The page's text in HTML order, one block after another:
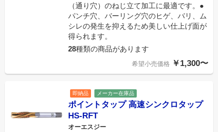
（通り穴）のねじ立て加工に最適です。●
パンチ穴、バーリング穴のヒゲ、バリ、ム
シレの発生を抑えるため美しい仕上げ面が
得られます。
28種類の商品があります
希望小売価格 ￥1,300〜
即納品 メーカー在庫品
ポイントタップ 高速シンクロタップ
HS-RFT
オーエスジー